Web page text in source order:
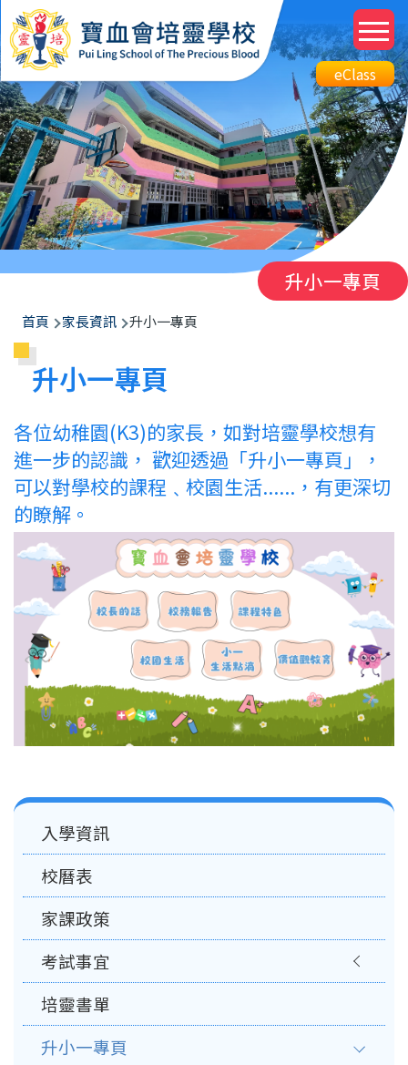
移至主內容
Top
eClass
Btn
eClass
升小一專頁
導
航
連
首頁 家長資訊 升小一專頁
升小一專頁
各位幼稚園(K3)的家長，如對培靈學校想有
進一步的認識， 歡迎透過「升小一專頁」，
可以對學校的課程﹑校園生活......，有更深切
的瞭解。
Main
navigation
入學資訊
校曆表
家課政策
考試事宜
培靈書單
升小一專頁